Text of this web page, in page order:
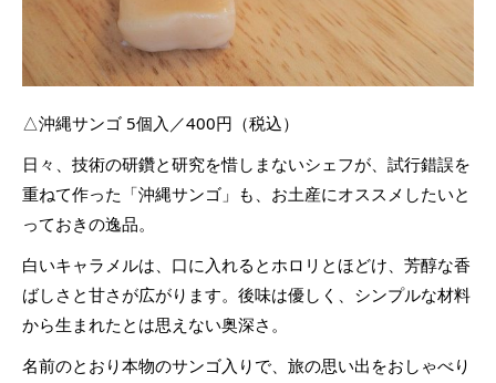
△沖縄サンゴ 5個入／400円（税込）
日々、技術の研鑽と研究を惜しまないシェフが、試行錯誤を
重ねて作った「沖縄サンゴ」も、お土産にオススメしたいと
っておきの逸品。
白いキャラメルは、口に入れるとホロリとほどけ、芳醇な香
ばしさと甘さが広がります。後味は優しく、シンプルな材料
から生まれたとは思えない奥深さ。
名前のとおり本物のサンゴ入りで、旅の思い出をおしゃべり